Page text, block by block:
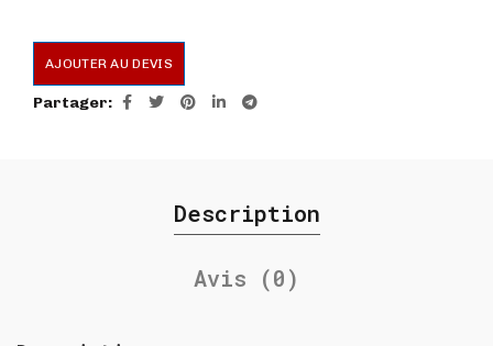
AJOUTER AU DEVIS
Partager
Description
Avis (0)